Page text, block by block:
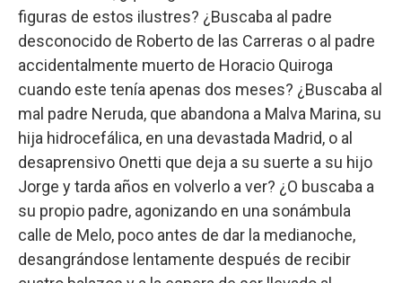
figuras de estos ilustres? ¿Buscaba al padre
desconocido de Roberto de las Carreras o al padre
accidentalmente muerto de Horacio Quiroga
cuando este tenía apenas dos meses? ¿Buscaba al
mal padre Neruda, que abandona a Malva Marina, su
hija hidrocefálica, en una devastada Madrid, o al
desaprensivo Onetti que deja a su suerte a su hijo
Jorge y tarda años en volverlo a ver? ¿O buscaba a
su propio padre, agonizando en una sonámbula
calle de Melo, poco antes de dar la medianoche,
desangrándose lentamente después de recibir